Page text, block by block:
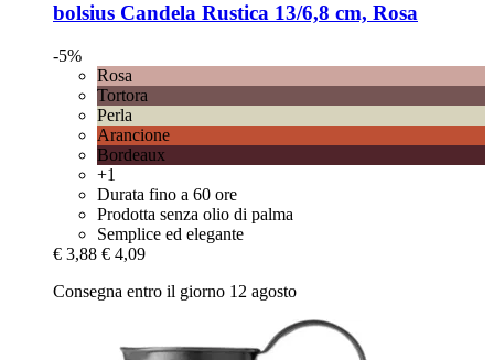
bolsius Candela Rustica 13/6,8 cm, Rosa
-5%
Rosa
Tortora
Perla
Arancione
Bordeaux
+1
Durata fino a 60 ore
Prodotta senza olio di palma
Semplice ed elegante
€ 3,88 € 4,09
Consegna entro il giorno 12 agosto